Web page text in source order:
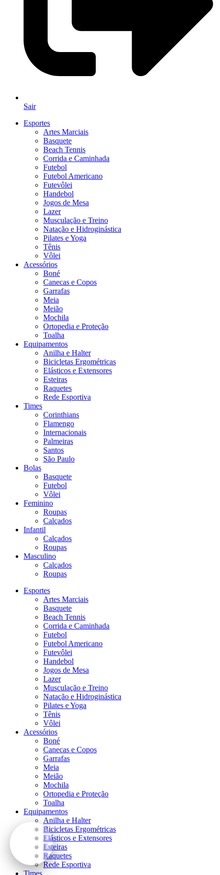
Sair
Esportes
Artes Marciais
Basquete
Beach Tennis
Corrida e Caminhada
Futebol
Futebol Americano
Futevôlei
Handebol
Jogos de Mesa
Lazer
Musculação e Treino
Natação e Hidroginástica
Pilates e Yoga
Tênis
Vôlei
Acessórios
Boné
Canecas e Copos
Garrafas
Meia
Meião
Mochila
Ortopedia e Proteção
Toalha
Equipamentos
Anilha e Halter
Bicicletas Ergométricas
Elásticos e Extensores
Esteiras
Raquetes
Rede Esportiva
Times
Corinthians
Flamengo
Internacionais
Palmeiras
Santos
São Paulo
Bolas
Basquete
Futebol
Vôlei
Feminino
Roupas
Calçados
Infantil
Calçados
Roupas
Masculino
Calçados
Roupas
Esportes
Artes Marciais
Basquete
Beach Tennis
Corrida e Caminhada
Futebol
Futebol Americano
Futevôlei
Handebol
Jogos de Mesa
Lazer
Musculação e Treino
Natação e Hidroginástica
Pilates e Yoga
Tênis
Vôlei
Acessórios
Boné
Canecas e Copos
Garrafas
Meia
Meião
Mochila
Ortopedia e Proteção
Toalha
Equipamentos
Anilha e Halter
Bicicletas Ergométricas
Elásticos e Extensores
Esteiras
Raquetes
Rede Esportiva
Times